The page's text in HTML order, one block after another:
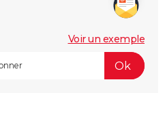
Voir un exemple